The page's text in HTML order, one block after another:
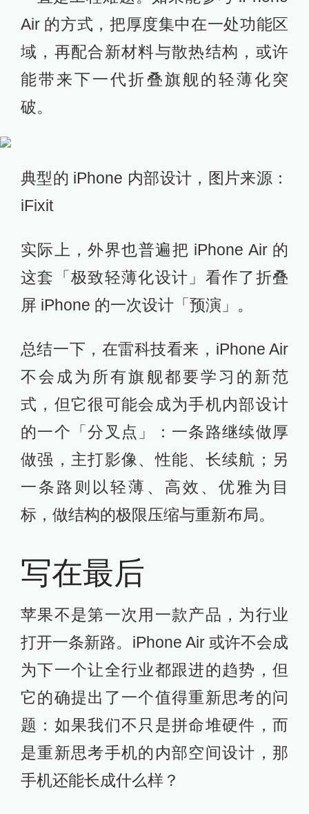
Air 的方式，把厚度集中在一处功能区
域，再配合新材料与散热结构，或许
能带来下一代折叠旗舰的轻薄化突
破。
典型的 iPhone 内部设计，图片来源：
iFixit
实际上，外界也普遍把 iPhone Air 的
这套「极致轻薄化设计」看作了折叠
屏 iPhone 的一次设计「预演」。
总结一下，在雷科技看来，iPhone Air
不会成为所有旗舰都要学习的新范
式，但它很可能会成为手机内部设计
的一个「分叉点」：一条路继续做厚
做强，主打影像、性能、长续航；另
一条路则以轻薄、高效、优雅为目
标，做结构的极限压缩与重新布局。
写在最后
苹果不是第一次用一款产品，为行业
打开一条新路。iPhone Air 或许不会成
为下一个让全行业都跟进的趋势，但
它的确提出了一个值得重新思考的问
题：如果我们不只是拼命堆硬件，而
是重新思考手机的内部空间设计，那
手机还能长成什么样？